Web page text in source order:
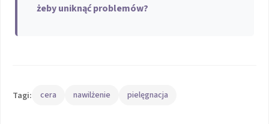
żeby uniknąć problemów?
Tagi: cera nawilżenie pielęgnacja